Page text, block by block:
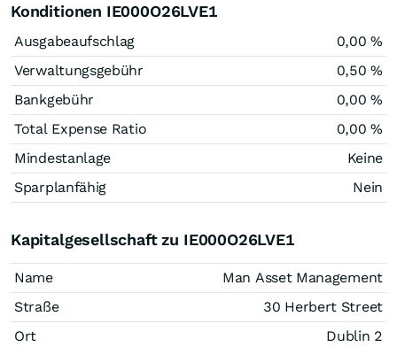
Konditionen IE000O26LVE1
Ausgabeaufschlag
0,00 %
Verwaltungsgebühr
0,50 %
Bankgebühr
0,00 %
Total Expense Ratio
0,00 %
Mindestanlage
Keine
Sparplanfähig
Nein
Kapitalgesellschaft zu IE000O26LVE1
Name
Man Asset Management
Straße
30 Herbert Street
Ort
Dublin 2